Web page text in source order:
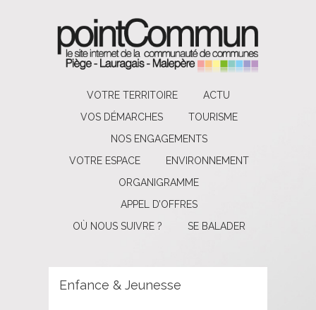
VOTRE TERRITOIRE
ACTU
VOS DÉMARCHES
TOURISME
NOS ENGAGEMENTS
VOTRE ESPACE
ENVIRONNEMENT
ORGANIGRAMME
APPEL D’OFFRES
OÙ NOUS SUIVRE ?
SE BALADER
Enfance & Jeunesse